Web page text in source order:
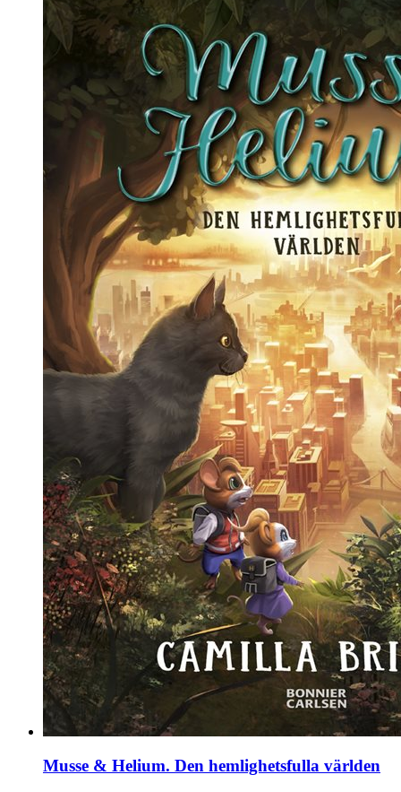
Musse & Helium. Den hemlighetsfulla världen